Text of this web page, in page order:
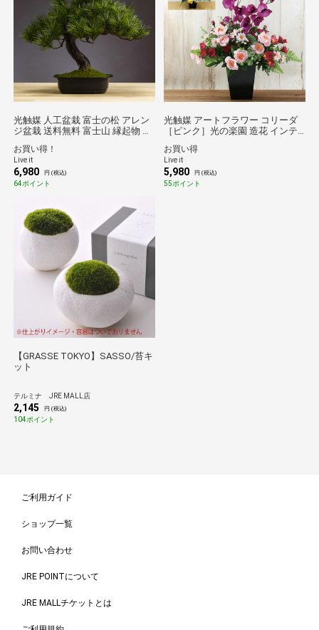
光触媒 人工盆栽 富士の松 アレン
ジ盆栽 送料無料 富士山 縁起物 松
空気清浄 インテリア 玄関 床の間
お正月 飾り お祝い ギフト JREポ
イント消化 華道家推薦 枯れない
お買い得！
Live it
6,980 円 (税込)
64ポイント
光触媒 アートフラワー コリーダ
［ピンク］光の楽園 造花 インテ
フェイクフラワー 鉢付き 卓上 サ
イズ ギフト お祝い 母の日 敬老の
日 景品 JREポイント消化
お買い得
Live it
5,980 円 (税込)
55ポイント
【GRASSE TOKYO】SASSO/苔キ
ット
テルミナ JRE MALL店
2,145 円 (税込)
104ポイント
ご利用ガイド
ショップ一覧
お問い合わせ
JRE POINTについて
JRE MALLチケットとは